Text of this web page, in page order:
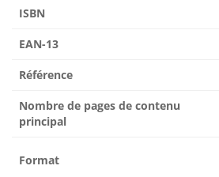
ISBN
EAN-13
Référence
Nombre de pages de contenu
principal
Format